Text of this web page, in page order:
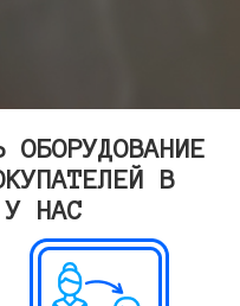
ОБОРУДОВАНИЕ
В
У НАС